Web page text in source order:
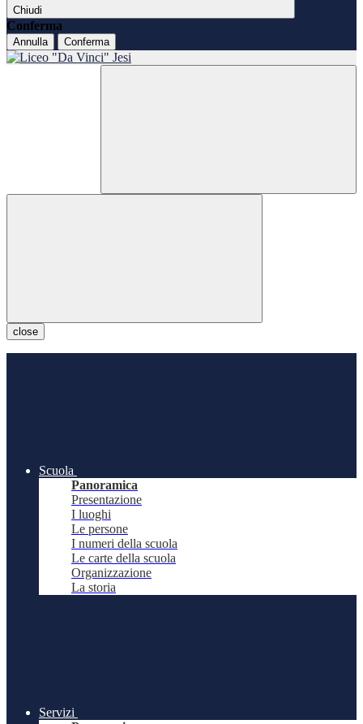
Chiudi
Conferma
Annulla Conferma
close
Scuola
Panoramica
Presentazione
I luoghi
Le persone
I numeri della scuola
Le carte della scuola
Organizzazione
La storia
Servizi